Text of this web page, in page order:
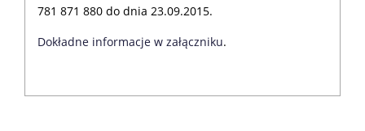
781 871 880 do dnia 23.09.2015.
Dokładne informacje w załączniku.